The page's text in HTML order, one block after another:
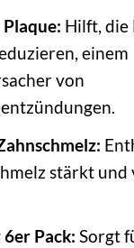
Hilft, die
einem
von
stärkt und
Pack: Sorgt